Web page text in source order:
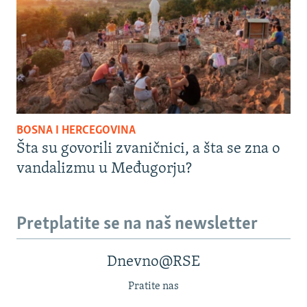
BOSNA I HERCEGOVINA
Šta su govorili zvaničnici, a šta se zna o
vandalizmu u Međugorju?
Pretplatite se na naš newsletter
Dnevno@RSE
Pratite nas